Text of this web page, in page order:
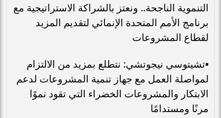
التنموية الناجحة.. ونعتز بالشراكة الاستراتيجية مع
برنامج الأمم المتحدة الإنمائي لتقديم المزيد
لقطاع المشروعات
▪︎تشيتوسي نيجوتشي: نتطلع بمزيد من الالتزام
لمواصلة العمل مع جهاز تنمية المشروعات لدعم
الابتكار والمشروعات الخضراء التي تقود نموًا
مرنًا ومستدامًا